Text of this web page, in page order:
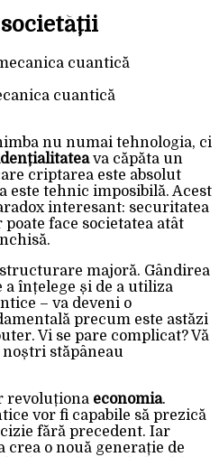
cuantică
nu numai tehnologia, ci
va căpăta un
criptarea este absolut
este tehnic imposibilă. Acest
interesant: securitatea
face societatea atât
majoră. Gândirea
a înțelege și de a utiliza
– va deveni o
precum este astăzi
Vi se pare complicat? Vă
stăpâneau
revoluționa economia.
vor fi capabile să prezică
fără precedent. Iar
o nouă generație de